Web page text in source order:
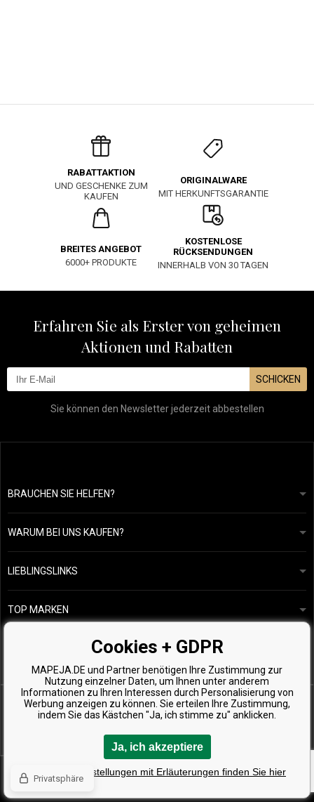
RABATTAKTION
UND GESCHENKE ZUM
KAUFEN
ORIGINALWARE
MIT HERKUNFTSGARANTIE
BREITES ANGEBOT
6000+ PRODUKTE
KOSTENLOSE
RÜCKSENDUNGEN
INNERHALB VON 30 TAGEN
Erfahren Sie als Erster von geheimen
Aktionen und Rabatten
SCHICKEN
Sie können den Newsletter jederzeit abbestellen
BRAUCHEN SIE HELFEN?
info@mapeja.de
Wir werden innerhalb von 24 Stunden antworten.
WARUM BEI UNS KAUFEN?
Allgemeine geschäftsbedingungen
Datenschutzerklärung
Übersicht über Zahlungen und Versand
Rückgabe von Waren
LIEBLINGSLINKS
Unsere Geschichte
Kostenlose Produktproben
TOP MARKEN
Kérastase
Wella Professionals
Zenz Organic
Copyright © 2026 Mapeja.de, Alle Rechte vorbehalten
Cookies + GDPR
MAPEJA.DE und Partner benötigen Ihre Zustimmung zur
Nutzung einzelner Daten, um Ihnen unter anderem
Informationen zu Ihren Interessen durch Personalisierung von
Werbung anzeigen zu können. Sie erteilen Ihre Zustimmung,
indem Sie das Kästchen "Ja, ich stimme zu" anklicken.
Ja, ich akzeptiere
Detaillierte Einstellungen mit Erläuterungen finden Sie hier
Privatsphäre